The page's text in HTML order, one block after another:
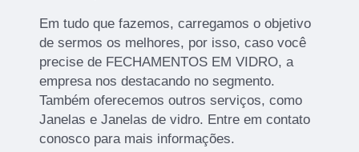
Em tudo que fazemos, carregamos o objetivo
de sermos os melhores, por isso, caso você
precise de FECHAMENTOS EM VIDRO, a
empresa nos destacando no segmento.
Também oferecemos outros serviços, como
Janelas e Janelas de vidro. Entre em contato
conosco para mais informações.